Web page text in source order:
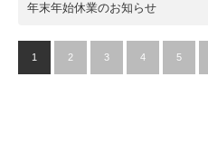
年末年始休業のお知らせ
1 2 3 4 5